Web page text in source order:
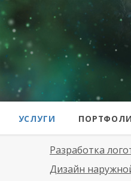
Center
УСЛУГИ
Разработка
Дизайн